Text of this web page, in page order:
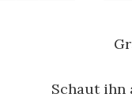
Schaut ihn